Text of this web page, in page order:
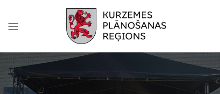
content